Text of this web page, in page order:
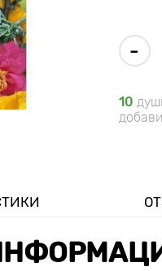
-
10